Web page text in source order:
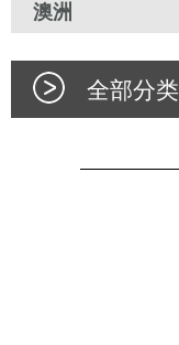
澳洲
全部分类